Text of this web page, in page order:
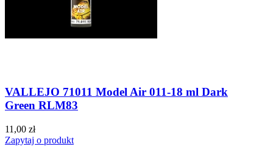
VALLEJO 71011 Model Air 011-18 ml Dark
Green RLM83
11,00 zł
Zapytaj o produkt